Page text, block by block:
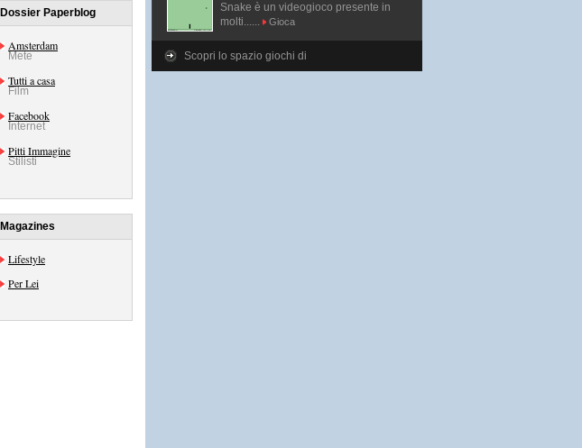
Dossier Paperblog
Amsterdam
Mete
Tutti a casa
Film
Facebook
Internet
Pitti Immagine
Stilisti
Magazines
Lifestyle
Per Lei
Snake è un videogioco presente in
molti......
Gioca
Scopri lo spazio giochi di